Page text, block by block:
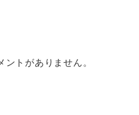
トがありません。